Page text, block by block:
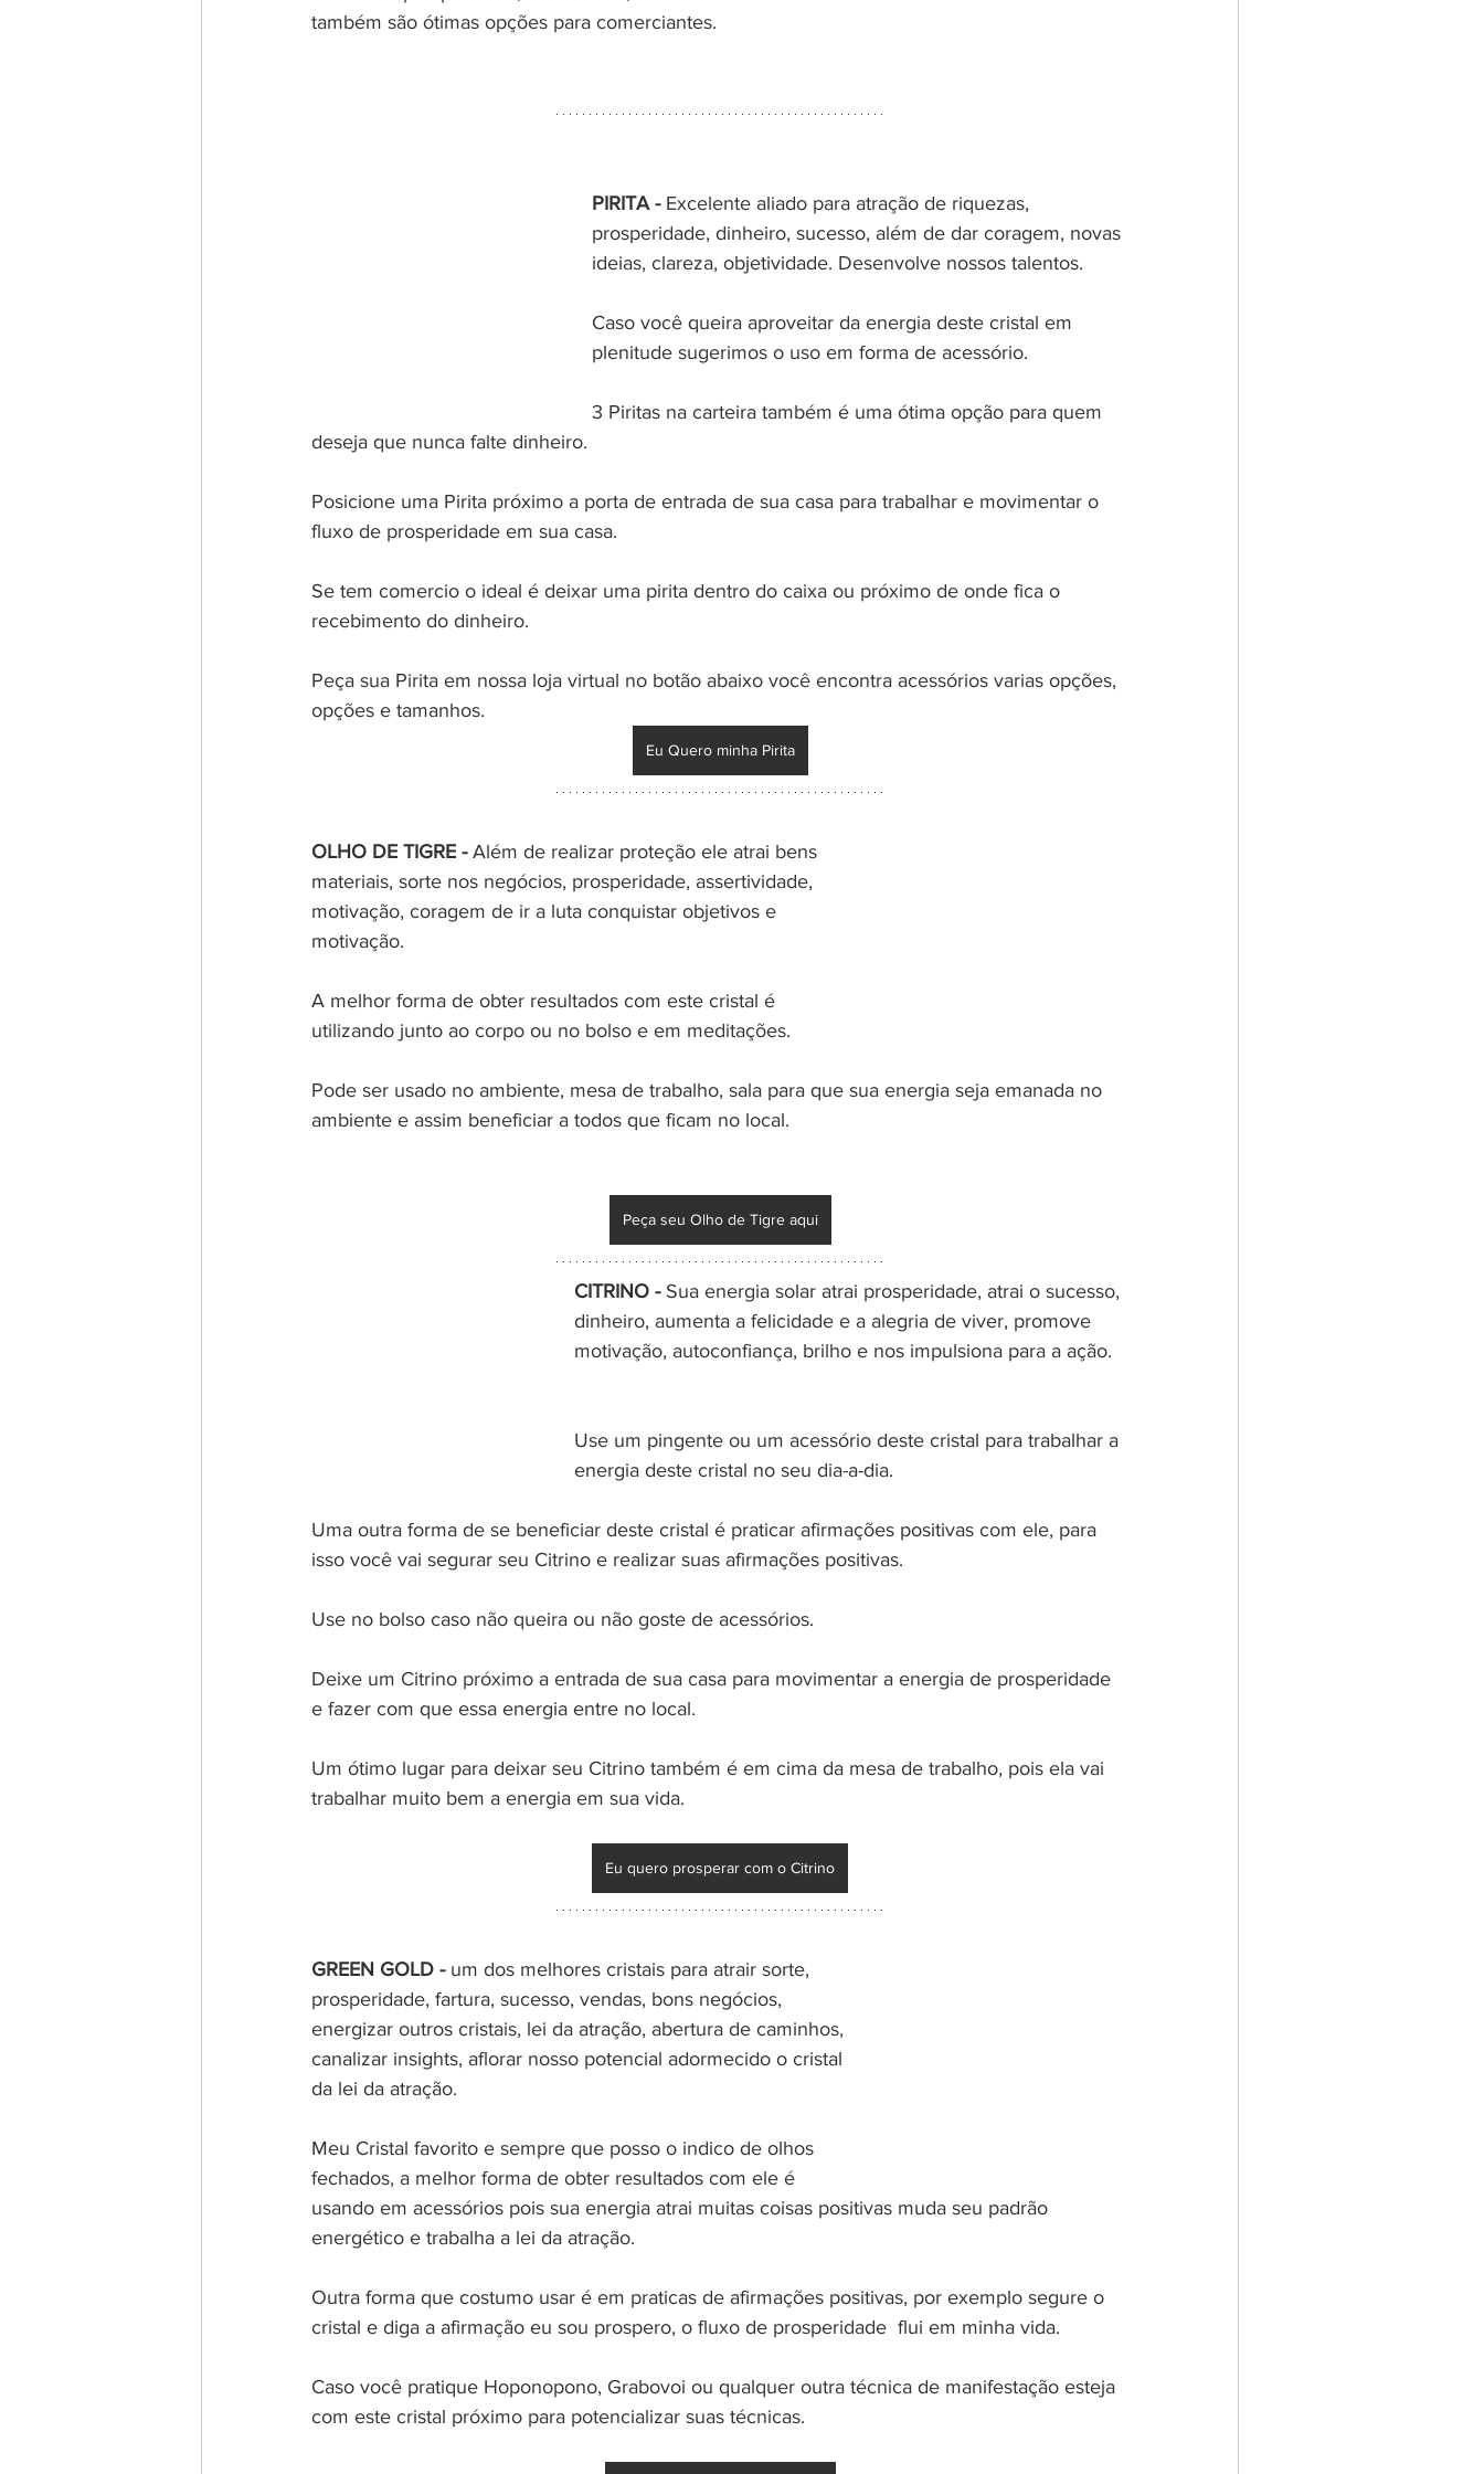
também são ótimas opções para comerciantes.
PIRITA - Excelente aliado para atração de riquezas,
prosperidade, dinheiro, sucesso, além de dar coragem, novas
ideias, clareza, objetividade. Desenvolve nossos talentos.
Caso você queira aproveitar da energia deste cristal em
plenitude sugerimos o uso em forma de acessório.
3 Piritas na carteira também é uma ótima opção para quem
deseja que nunca falte dinheiro.
Posicione uma Pirita próximo a porta de entrada de sua casa para trabalhar e movimentar o
fluxo de prosperidade em sua casa.
Se tem comercio o ideal é deixar uma pirita dentro do caixa ou próximo de onde fica o
recebimento do dinheiro.
Peça sua Pirita em nossa loja virtual no botão abaixo você encontra acessórios varias opções,
opções e tamanhos.
Eu Quero minha Pirita
OLHO DE TIGRE - Além de realizar proteção ele atrai bens
materiais, sorte nos negócios, prosperidade, assertividade,
motivação, coragem de ir a luta conquistar objetivos e
motivação.
A melhor forma de obter resultados com este cristal é
utilizando junto ao corpo ou no bolso e em meditações.
Pode ser usado no ambiente, mesa de trabalho, sala para que sua energia seja emanada no
ambiente e assim beneficiar a todos que ficam no local.
Peça seu Olho de Tigre aqui
CITRINO - Sua energia solar atrai prosperidade, atrai o sucesso,
dinheiro, aumenta a felicidade e a alegria de viver, promove
motivação, autoconfiança, brilho e nos impulsiona para a ação.
Use um pingente ou um acessório deste cristal para trabalhar a
energia deste cristal no seu dia-a-dia.
Uma outra forma de se beneficiar deste cristal é praticar afirmações positivas com ele, para
isso você vai segurar seu Citrino e realizar suas afirmações positivas.
Use no bolso caso não queira ou não goste de acessórios.
Deixe um Citrino próximo a entrada de sua casa para movimentar a energia de prosperidade
e fazer com que essa energia entre no local.
Um ótimo lugar para deixar seu Citrino também é em cima da mesa de trabalho, pois ela vai
trabalhar muito bem a energia em sua vida.
Eu quero prosperar com o Citrino
GREEN GOLD - um dos melhores cristais para atrair sorte,
prosperidade, fartura, sucesso, vendas, bons negócios,
energizar outros cristais, lei da atração, abertura de caminhos,
canalizar insights, aflorar nosso potencial adormecido o cristal
da lei da atração.
Meu Cristal favorito e sempre que posso o indico de olhos
fechados, a melhor forma de obter resultados com ele é
usando em acessórios pois sua energia atrai muitas coisas positivas muda seu padrão
energético e trabalha a lei da atração.
Outra forma que costumo usar é em praticas de afirmações positivas, por exemplo segure o
cristal e diga a afirmação eu sou prospero, o fluxo de prosperidade  flui em minha vida.
Caso você pratique Hoponopono, Grabovoi ou qualquer outra técnica de manifestação esteja
com este cristal próximo para potencializar suas técnicas.